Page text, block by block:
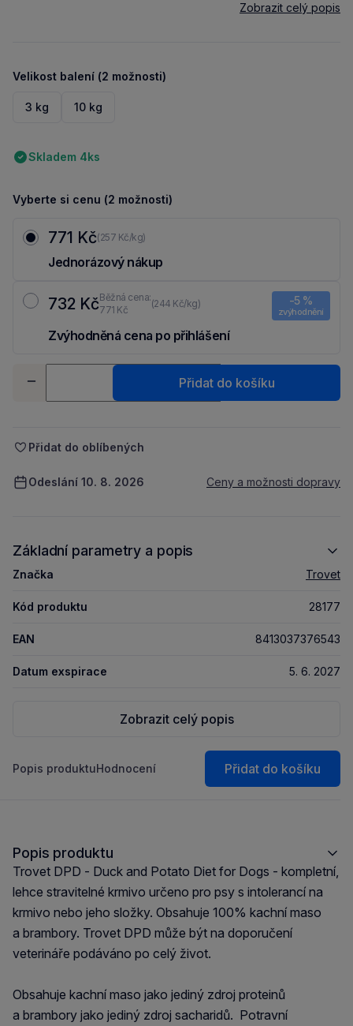
Zobrazit celý popis
Velikost balení (2 možnosti)
3 kg 10 kg
Skladem 4ks
Vyberte si cenu (2 možnosti)
771 Kč(257 Kč/kg)
Jednorázový nákup
732 KčBěžná cena:
771 Kč
(244 Kč/kg) -5 %
zvýhodnění
Zvýhodněná cena po přihlášení
-
+
Přidat do košíku
Přidat do oblíbených
Odeslání 10. 8. 2026 Ceny a možnosti dopravy
Základní parametry a popis
Značka Trovet
Kód produktu 28177
EAN 8413037376543
Datum exspirace 5. 6. 2027
Zobrazit celý popis
Popis produktuHodnocení Přidat do košíku
Popis produktu
Trovet DPD - Duck and Potato Diet for Dogs - kompletní,
lehce stravitelné krmivo určeno pro psy s intolerancí na
krmivo nebo jeho složky. Obsahuje 100% kachní maso
a brambory. Trovet DPD může být na doporučení
veterináře podáváno po celý život.
Obsahuje kachní maso jako jediný zdroj proteinů
a brambory jako jediný zdroj sacharidů. Potravní